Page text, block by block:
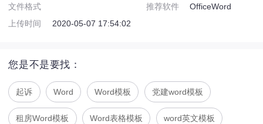
文件格式
推荐软件
OfficeWord
上传时间
2020-05-07 17:54:02
您是不是要找：
起诉 Word Word模板 党建word模板
租房Word模板 Word表格模板 word英文模板